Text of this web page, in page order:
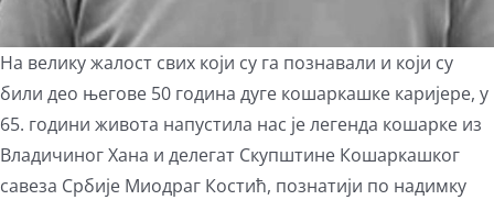
На велику жалост свих који су га познавали и који су
били део његове 50 година дуге кошаркашке каријере, у
65. години живота напустила нас је легенда кошарке из
Владичиног Хана и делегат Скупштине Кошаркашког
савеза Србије Миодраг Костић, познатији по надимку